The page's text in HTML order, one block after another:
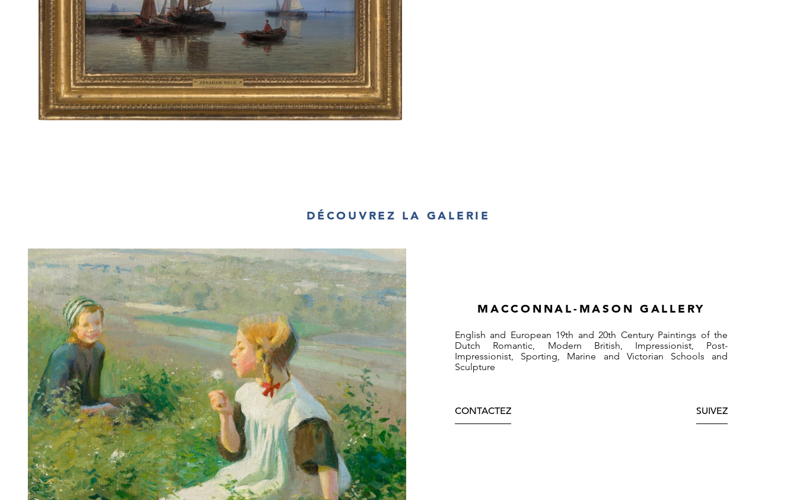
DÉCOUVREZ LA GALERIE
MACCONNAL-MASON GALLERY
English and European 19th and 20th Century Paintings of the
Dutch Romantic, Modern British, Impressionist, Post-
Impressionist, Sporting, Marine and Victorian Schools and
Sculpture
CONTACTEZ SUIVEZ